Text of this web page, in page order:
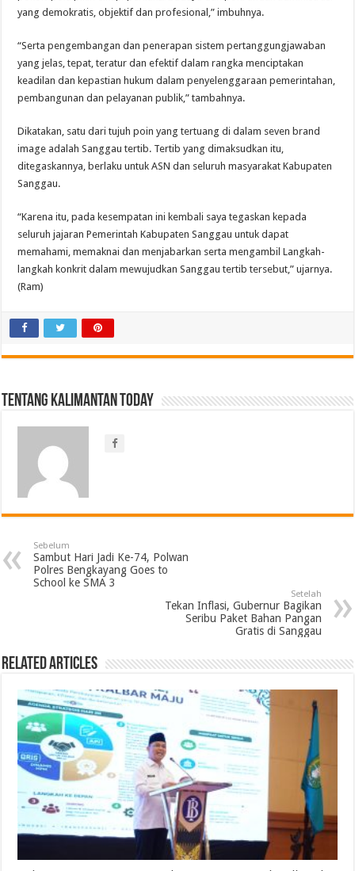
yang demokratis, objektif dan profesional,” imbuhnya.
“Serta pengembangan dan penerapan sistem pertanggungjawaban
yang jelas, tepat, teratur dan efektif dalam rangka menciptakan
keadilan dan kepastian hukum dalam penyelenggaraan pemerintahan,
pembangunan dan pelayanan publik,” tambahnya.
Dikatakan, satu dari tujuh poin yang tertuang di dalam seven brand
image adalah Sanggau tertib. Tertib yang dimaksudkan itu,
ditegaskannya, berlaku untuk ASN dan seluruh masyarakat Kabupaten
Sanggau.
“Karena itu, pada kesempatan ini kembali saya tegaskan kepada
seluruh jajaran Pemerintah Kabupaten Sanggau untuk dapat
memahami, memaknai dan menjabarkan serta mengambil Langkah-
langkah konkrit dalam mewujudkan Sanggau tertib tersebut,” ujarnya.
(Ram)
Tentang Kalimantan Today
Sebelum
Sambut Hari Jadi Ke-74, Polwan
Polres Bengkayang Goes to
School ke SMA 3
Setelah
Tekan Inflasi, Gubernur Bagikan
Seribu Paket Bahan Pangan
Gratis di Sanggau
Related Articles